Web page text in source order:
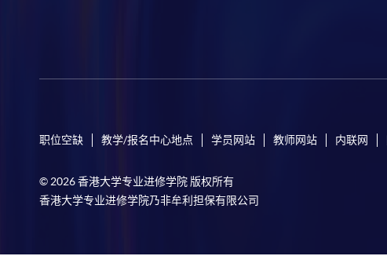
职位空缺 教学/报名中心地点 学员网站 教师网站 内联网
© 2026 香港大学专业进修学院 版权所有
香港大学专业进修学院乃非牟利担保有限公司